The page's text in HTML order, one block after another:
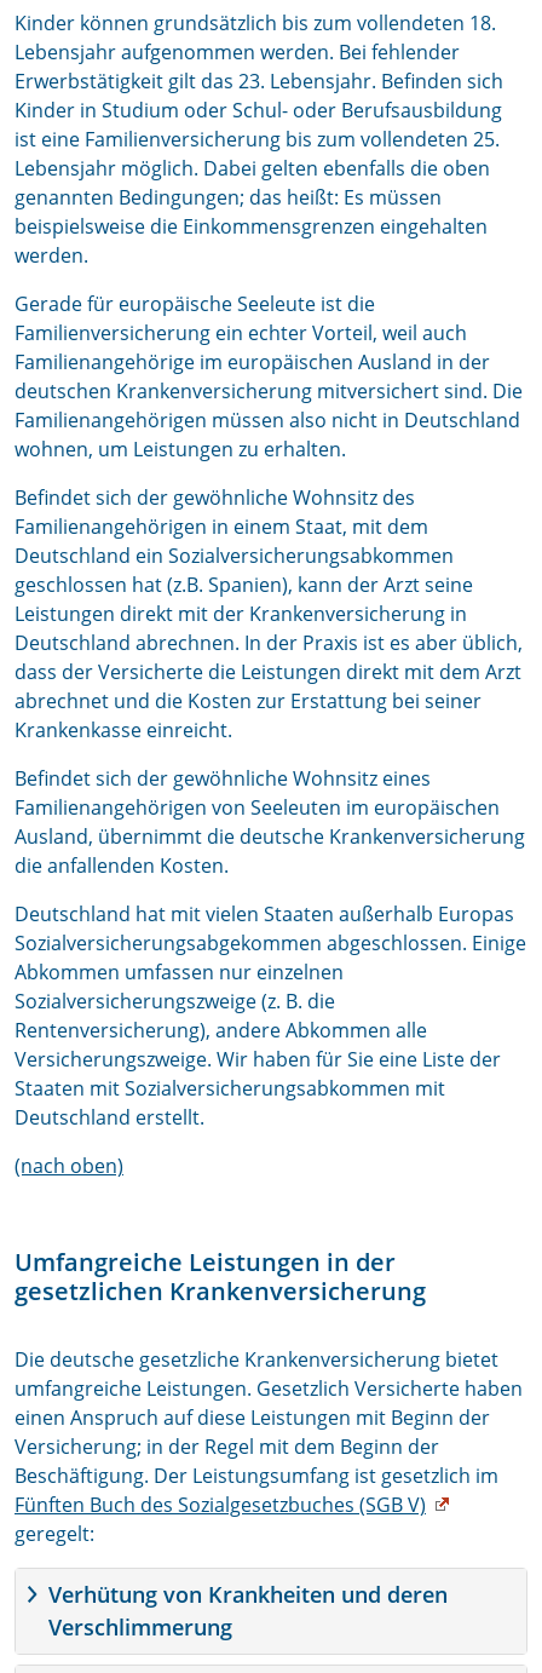
Kinder können grundsätzlich bis zum vollendeten 18.
Lebensjahr aufgenommen werden. Bei fehlender
Erwerbstätigkeit gilt das 23. Lebensjahr. Befinden sich
Kinder in Studium oder Schul- oder Berufsausbildung
ist eine Familienversicherung bis zum vollendeten 25.
Lebensjahr möglich. Dabei gelten ebenfalls die oben
genannten Bedingungen; das heißt: Es müssen
beispielsweise die Einkommensgrenzen eingehalten
werden.
Gerade für europäische Seeleute ist die
Familienversicherung ein echter Vorteil, weil auch
Familienangehörige im europäischen Ausland in der
deutschen Krankenversicherung mitversichert sind. Die
Familienangehörigen müssen also nicht in Deutschland
wohnen, um Leistungen zu erhalten.
Befindet sich der gewöhnliche Wohnsitz des
Familienangehörigen in einem Staat, mit dem
Deutschland ein Sozialversicherungsabkommen
geschlossen hat (z.B. Spanien), kann der Arzt seine
Leistungen direkt mit der Krankenversicherung in
Deutschland abrechnen. In der Praxis ist es aber üblich,
dass der Versicherte die Leistungen direkt mit dem Arzt
abrechnet und die Kosten zur Erstattung bei seiner
Krankenkasse einreicht.
Befindet sich der gewöhnliche Wohnsitz eines
Familienangehörigen von Seeleuten im europäischen
Ausland, übernimmt die deutsche Krankenversicherung
die anfallenden Kosten.
Deutschland hat mit vielen Staaten außerhalb Europas
Sozialversicherungsabgekommen abgeschlossen. Einige
Abkommen umfassen nur einzelnen
Sozialversicherungszweige (z. B. die
Rentenversicherung), andere Abkommen alle
Versicherungszweige. Wir haben für Sie eine Liste der
Staaten mit Sozialversicherungsabkommen mit
Deutschland erstellt.
(nach oben)
Umfangreiche Leistungen in der
gesetzlichen Krankenversicherung
Die deutsche gesetzliche Krankenversicherung bietet
umfangreiche Leistungen. Gesetzlich Versicherte haben
einen Anspruch auf diese Leistungen mit Beginn der
Versicherung; in der Regel mit dem Beginn der
Beschäftigung. Der Leistungsumfang ist gesetzlich im
Fünften Buch des Sozialgesetzbuches (SGB V)
geregelt:
Verhütung von Krankheiten und deren
Verschlimmerung